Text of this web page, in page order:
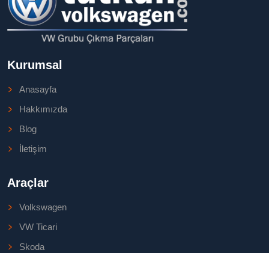
Kurumsal
Anasayfa
Hakkımızda
Blog
İletişim
Araçlar
Volkswagen
VW Ticari
Skoda